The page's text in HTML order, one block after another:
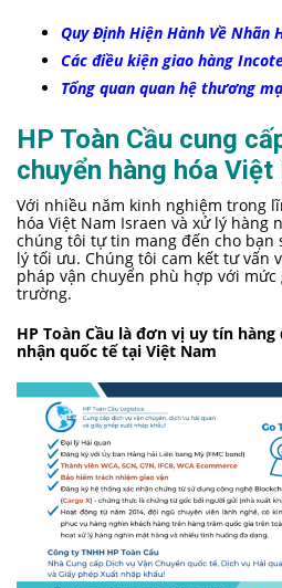
Quy Định Hiện Hành Về Nhãn
Các điều kiện giao hàng
Tổng quan quan hệ thương
HP Toàn Cầu cung
chuyển hàng hóa
Với nhiều năm kinh nghiệm trong
hóa Việt Nam Israen và xử lý hàng
chúng tôi tự tin mang đến cho bạn
lý tối ưu. Chúng tôi cam kết tư vấn
pháp vận chuyển phù hợp với
trường.
HP Toàn Cầu là đơn vị uy tín
nhận quốc tế tại Việt Nam